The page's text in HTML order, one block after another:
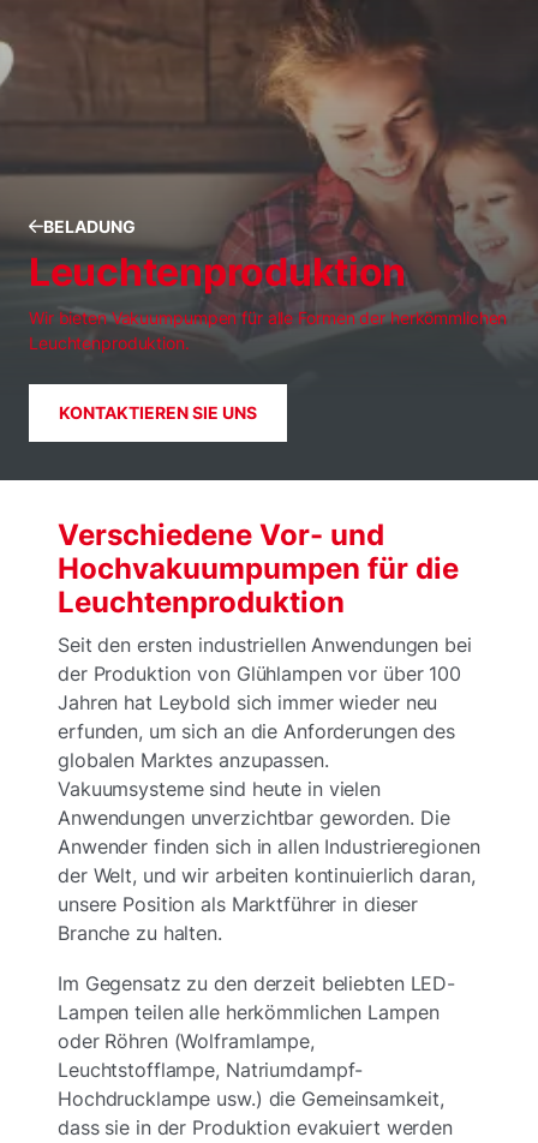
BELADUNG
Leuchtenproduktion
Wir bieten Vakuumpumpen für alle Formen der herkömmlichen
Leuchtenproduktion.
KONTAKTIEREN SIE UNS
Verschiedene Vor- und
Hochvakuumpumpen für die
Leuchtenproduktion
Seit den ersten industriellen Anwendungen bei
der Produktion von Glühlampen vor über 100
Jahren hat Leybold sich immer wieder neu
erfunden, um sich an die Anforderungen des
globalen Marktes anzupassen.
Vakuumsysteme sind heute in vielen
Anwendungen unverzichtbar geworden. Die
Anwender finden sich in allen Industrieregionen
der Welt, und wir arbeiten kontinuierlich daran,
unsere Position als Marktführer in dieser
Branche zu halten.
Im Gegensatz zu den derzeit beliebten LED-
Lampen teilen alle herkömmlichen Lampen
oder Röhren (Wolframlampe,
Leuchtstofflampe, Natriumdampf-
Hochdrucklampe usw.) die Gemeinsamkeit,
dass sie in der Produktion evakuiert werden